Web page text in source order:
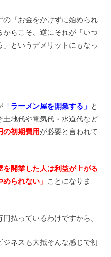
の「お金をかけずに始められ
からこそ、逆にそれが「いつ
というデメリットにもなっ
「ラーメン屋を開業する」 と
土地代や電気代・水道代など
の初期費用が必要と言われて
を開業した人は利益が上がる
られない」 ことになりま
払っているわけですから。
ネスも大抵そんな感じで初